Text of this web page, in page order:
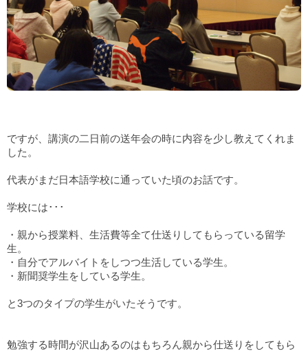
ですが、講演の二日前の送年会の時に内容を少し教えてくれま
した。
代表がまだ日本語学校に通っていた頃のお話です。
学校には･･･
・親から授業料、生活費等全て仕送りしてもらっている留学
生。
・自分でアルバイトをしつつ生活している学生。
・新聞奨学生をしている学生。
と3つのタイプの学生がいたそうです。
勉強する時間が沢山あるのはもちろん親から仕送りをしてもら